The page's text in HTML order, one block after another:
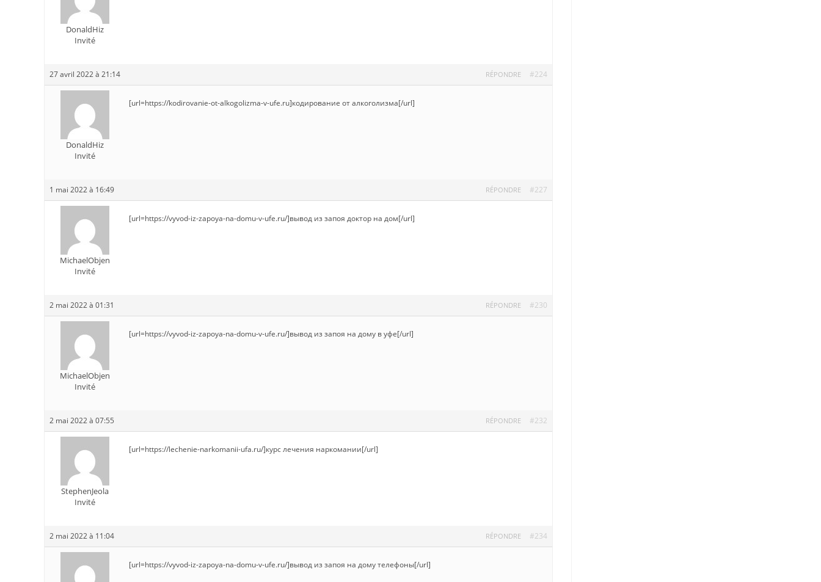
DonaldHiz
Invité
27 avril 2022 à 21:14 #224
RÉPONDRE
DonaldHiz
Invité
[url=https://kodirovanie-ot-alkogolizma-v-ufe.ru]кодирование от алкоголизма[/url]
1 mai 2022 à 16:49 #227
RÉPONDRE
MichaelObjen
Invité
[url=https://vyvod-iz-zapoya-na-domu-v-ufe.ru/]вывод из запоя доктор на дом[/url]
2 mai 2022 à 01:31 #230
RÉPONDRE
MichaelObjen
Invité
[url=https://vyvod-iz-zapoya-na-domu-v-ufe.ru/]вывод из запоя на дому в уфе[/url]
2 mai 2022 à 07:55 #232
RÉPONDRE
StephenJeola
Invité
[url=https://lechenie-narkomanii-ufa.ru/]курс лечения наркомании[/url]
2 mai 2022 à 11:04 #234
RÉPONDRE
[url=https://vyvod-iz-zapoya-na-domu-v-ufe.ru/]вывод из запоя на дому телефоны[/url]